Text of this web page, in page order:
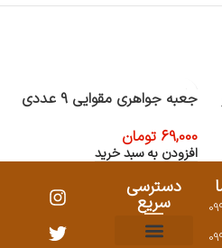
جعبه جواهری مقوایی 9 عددی
69,000 تومان
افزودن به سبد خرید
دسترسی
سریع